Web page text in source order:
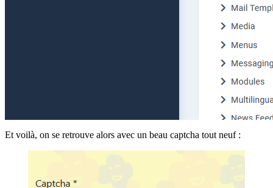
Et voilà, on se retrouve alors avec un beau captcha tout neuf :